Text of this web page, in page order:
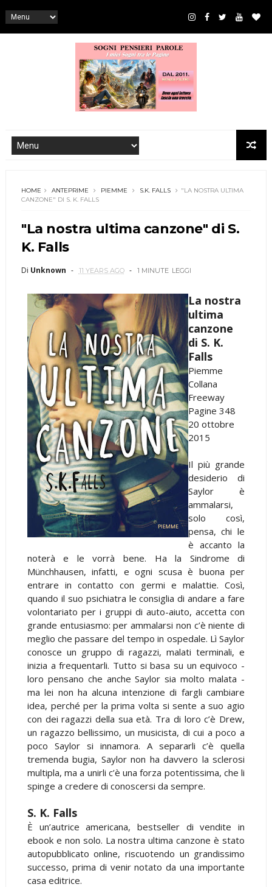
HOME ANTEPRIME PIEMME S.K. FALLS
"LA NOSTRA ULTIMA
CANZONE" DI S. K. FALLS
"La nostra ultima canzone" di S.
K. Falls
Di Unknown 11 YEARS AGO 1 MINUTE LEGGI
La nostra
ultima
canzone
di S. K.
Falls
Piemme
Collana
Freeway
Pagine 348
20 ottobre
2015
Il più grande
desiderio di
Saylor è
ammalarsi,
solo così,
pensa, chi le
è accanto la
noterà e le vorrà bene. Ha la Sindrome di
Münchhausen, infatti, e ogni scusa è buona per
entrare in contatto con germi e malattie. Così,
quando il suo psichiatra le consiglia di andare a fare
volontariato per i gruppi di auto-aiuto, accetta con
grande entusiasmo: per ammalarsi non c’è niente di
meglio che passare del tempo in ospedale. Lì Saylor
conosce un gruppo di ragazzi, malati terminali, e
inizia a frequentarli. Tutto si basa su un equivoco -
loro pensano che anche Saylor sia molto malata -
ma lei non ha alcuna intenzione di fargli cambiare
idea, perché per la prima volta si sente a suo agio
con dei ragazzi della sua età. Tra di loro c’è Drew,
un ragazzo bellissimo, un musicista, di cui a poco a
poco Saylor si innamora. A separarli c’è quella
tremenda bugia, Saylor non ha davvero la sclerosi
multipla, ma a unirli c’è una forza potentissima, che li
spinge a credere di conoscersi da sempre.
S. K. Falls
È un’autrice americana, bestseller di vendite in
ebook e non solo. La nostra ultima canzone è stato
autopubblicato online, riscuotendo un grandissimo
successo, prima di venir notato da una importante
casa editrice.